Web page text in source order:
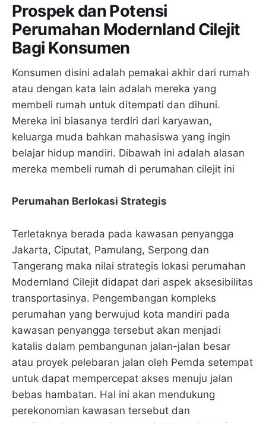
Prospek dan Potensi
Perumahan Modernland Cilejit
Bagi Konsumen
Konsumen disini adalah pemakai akhir dari rumah
atau dengan kata lain adalah mereka yang
membeli rumah untuk ditempati dan dihuni.
Mereka ini biasanya terdiri dari karyawan,
keluarga muda bahkan mahasiswa yang ingin
belajar hidup mandiri. Dibawah ini adalah alasan
mereka membeli rumah di perumahan cilejit ini
Perumahan Berlokasi Strategis
Terletaknya berada pada kawasan penyangga
Jakarta, Ciputat, Pamulang, Serpong dan
Tangerang maka nilai strategis lokasi perumahan
Modernland Cilejit didapat dari aspek aksesibilitas
transportasinya. Pengembangan kompleks
perumahan yang berwujud kota mandiri pada
kawasan penyangga tersebut akan menjadi
katalis dalam pembangunan jalan-jalan besar
atau proyek pelebaran jalan oleh Pemda setempat
untuk dapat mempercepat akses menuju jalan
bebas hambatan. Hal ini akan mendukung
perekonomian kawasan tersebut dan